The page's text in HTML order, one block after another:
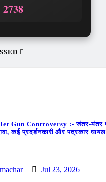
2738
Gun Controversy :- जंतर-मंतर
कई प्रदर्शनकारी और पत्रकार घायल
Jul 23, 2026